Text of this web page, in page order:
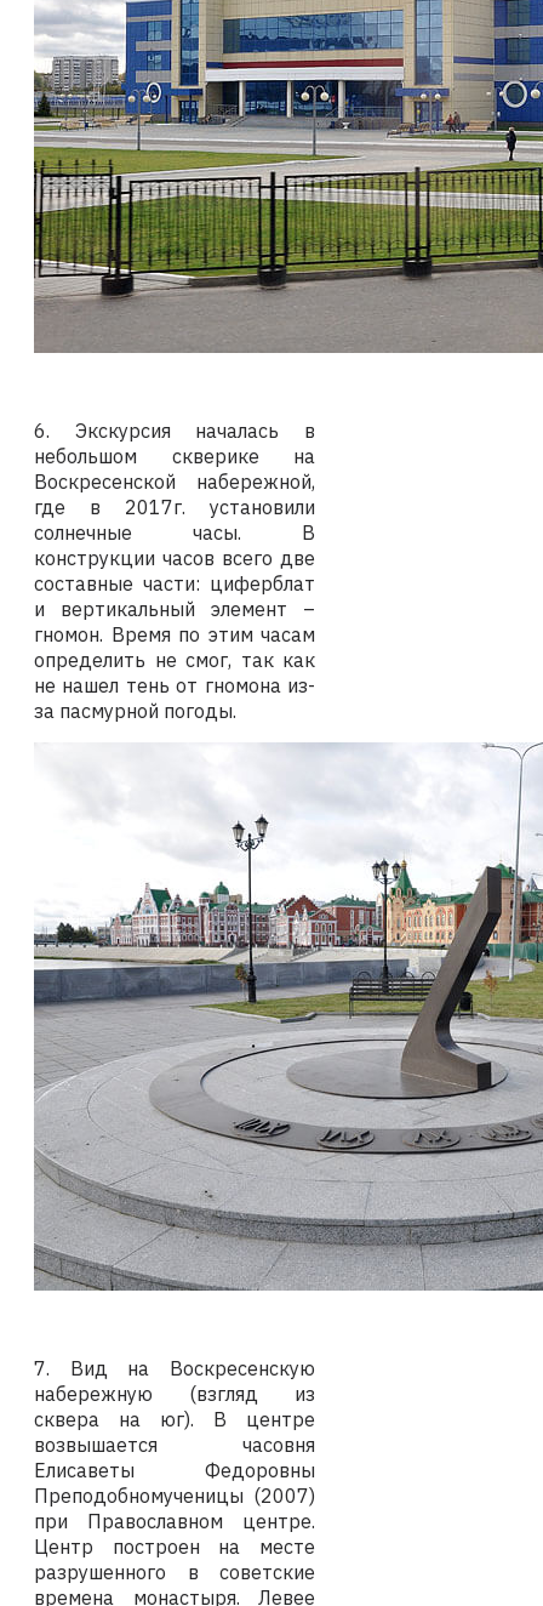
6. Экскурсия началась в
небольшом скверике на
Воскресенской набережной,
где в 2017г. установили
солнечные часы. В
конструкции часов всего две
составные части: циферблат
и вертикальный элемент –
гномон. Время по этим часам
определить не смог, так как
не нашел тень от гномона из-
за пасмурной погоды.
7. Вид на Воскресенскую
набережную (взгляд из
сквера на юг). В центре
возвышается часовня
Елисаветы Федоровны
Преподобномученицы (2007)
при Православном центре.
Центр построен на месте
разрушенного в советские
времена монастыря. Левее